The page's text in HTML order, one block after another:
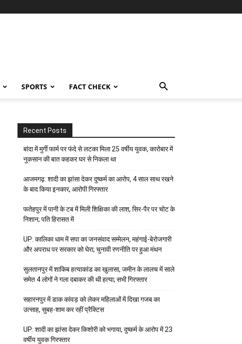
SPORTS FACT CHECK
Recent Posts
बांदा में मुर्गी फार्म पर फंदे से लटका मिला 25 वर्षीय युवक, कारोबार में
नुकसान की बात कहकर घर से निकला था
आजमगढ़: शादी का झांसा देकर दुष्कर्म का आरोप, 4 साल साथ रखने
के बाद किया इनकार, आरोपी गिरफ्तार
फतेहपुर में पानी के टब में मिली शिक्षिका की लाश, सिर-पैर पर चोट के
निशान; पति हिरासत में
UP: कालिका धाम में सपा का जनसंवाद सम्मेलन, महंगाई-बेरोजगारी
और अपराध पर सरकार को घेरा; चुनावी रणनीति पर हुआ मंथन
सुलतानपुर में शाकिब हत्याकांड का खुलासा, जमीन के लालच में साले
समेत 4 लोगों ने गला दबाकर की थी हत्या; सभी गिरफ्तार
सहारनपुर में डाक कांवड़ को लेकर महिलाओं में दिखा गजब का
उत्साह, सुबह-शाम कर रहीं प्रैक्टिस
UP: शादी का झांसा देकर किशोरी को भगाया, दुष्कर्म के आरोप में 23
वर्षीय युवक गिरफ्तार